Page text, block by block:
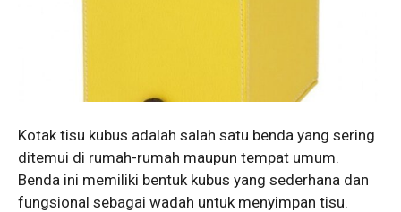
Kotak tisu kubus adalah salah satu benda yang sering
ditemui di rumah-rumah maupun tempat umum.
Benda ini memiliki bentuk kubus yang sederhana dan
fungsional sebagai wadah untuk menyimpan tisu.